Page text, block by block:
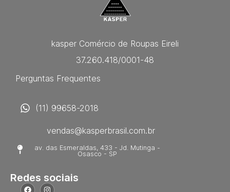
kasper Comércio de Roupas Eireli
37.260.418/0001-48
Perguntas Frequentes
(11) 99658-2018
vendas@kasperbrasil.com.br
av. das Esmeraldas, 433 - Jd. Mutinga -
Osasco - SP
Redes sociais